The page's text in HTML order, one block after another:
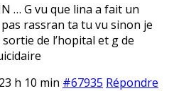
… G vu que lina a fait un
rassran ta tu vu sinon je
de l’hopital et g de
h 10 min #67935 Répondre